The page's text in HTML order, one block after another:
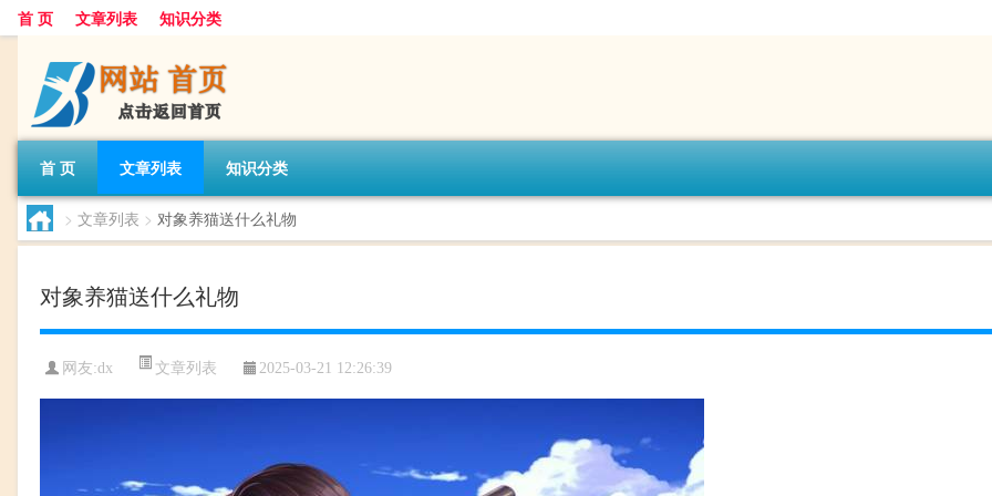
首 页 文章列表 知识分类
首 页 文章列表 知识分类
> 文章列表 > 对象养猫送什么礼物
对象养猫送什么礼物
网友:dx 文章列表 2025-03-21 12:26:39